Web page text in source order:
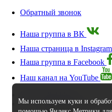
Обратный звонок
Наша группа в ВК
Наша страница в Instagram
Наша группа в Facebook
Наш канал на YouTube
г. Калининград,
Мы используем куки и